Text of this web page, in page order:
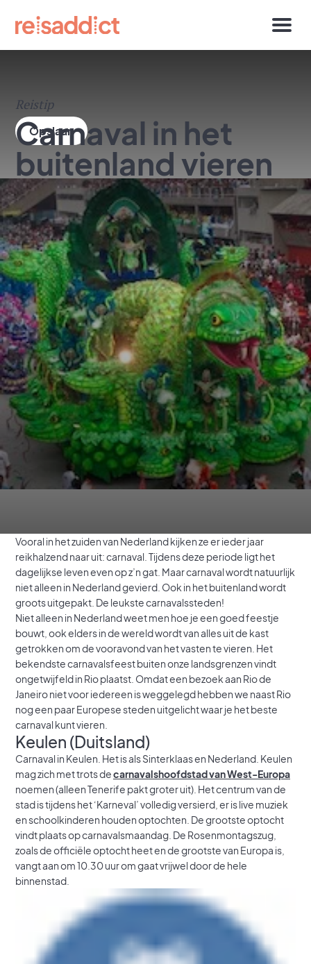
Reistip
Carnaval in het
buitenland vieren
Vooral in het zuiden van Nederland kijken ze er ieder jaar
reikhalzend naar uit: carnaval. Tijdens deze periode ligt het
dagelijkse leven even op z’n gat. Maar carnaval wordt natuurlijk
niet alleen in Nederland gevierd. Ook in het buitenland wordt
groots uitgepakt. De leukste carnavalssteden!
Niet alleen in Nederland weet men hoe je een goed feestje
bouwt, ook elders in de wereld wordt van alles uit de kast
getrokken om de vooravond van het vasten te vieren. Het
bekendste carnavalsfeest buiten onze landsgrenzen vindt
ongetwijfeld in Rio plaatst. Omdat een bezoek aan Rio de
Janeiro niet voor iedereen is weggelegd hebben we naast Rio
nog een paar Europese steden uitgelicht waar je het beste
carnaval kunt vieren.
Keulen (Duitsland)
Carnaval in Keulen. Het is als Sinterklaas en Nederland. Keulen
mag zich met trots decarnavalshoofdstad van West-Europa
noemen (alleen Tenerife pakt groter uit). Het centrum van de
stad is tijdens het ‘Karneval’ volledig versierd, er is live muziek
en schoolkinderen houden optochten. De grootste optocht
vindt plaats op carnavalsmaandag. De Rosenmontagszug,
zoals de officiële optocht heet en de grootste van Europa is,
vangt aan om 10.30 uur om gaat vrijwel door de hele
binnenstad.